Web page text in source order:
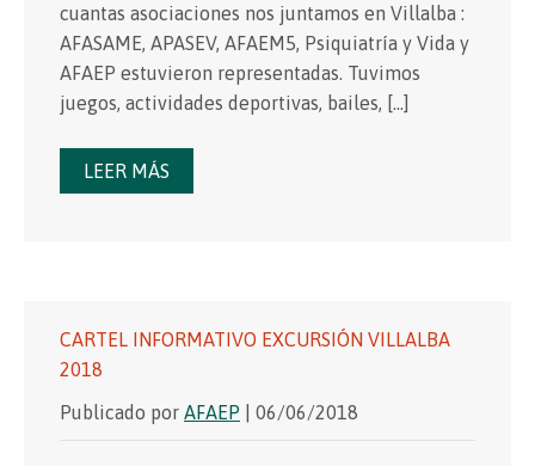
cuantas asociaciones nos juntamos en Villalba :
AFASAME, APASEV, AFAEM5, Psiquiatría y Vida y
AFAEP estuvieron representadas. Tuvimos
juegos, actividades deportivas, bailes, […]
LEER MÁS
CARTEL INFORMATIVO EXCURSIÓN VILLALBA
2018
Publicado por AFAEP | 06/06/2018